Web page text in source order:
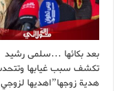
بعد بكائها …سلمى رشيد
تكشف سبب غيابها
هدية زوجها”اهديها